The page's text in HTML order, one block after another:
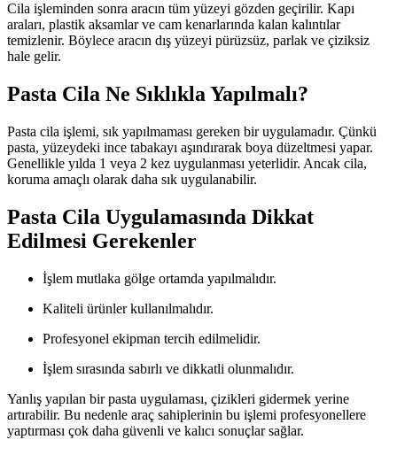
Cila işleminden sonra aracın tüm yüzeyi gözden geçirilir. Kapı
araları, plastik aksamlar ve cam kenarlarında kalan kalıntılar
temizlenir. Böylece aracın dış yüzeyi pürüzsüz, parlak ve çiziksiz
hale gelir.
Pasta Cila Ne Sıklıkla Yapılmalı?
Pasta cila işlemi, sık yapılmaması gereken bir uygulamadır. Çünkü
pasta, yüzeydeki ince tabakayı aşındırarak boya düzeltmesi yapar.
Genellikle yılda 1 veya 2 kez uygulanması yeterlidir. Ancak cila,
koruma amaçlı olarak daha sık uygulanabilir.
Pasta Cila Uygulamasında Dikkat
Edilmesi Gerekenler
İşlem mutlaka gölge ortamda yapılmalıdır.
Kaliteli ürünler kullanılmalıdır.
Profesyonel ekipman tercih edilmelidir.
İşlem sırasında sabırlı ve dikkatli olunmalıdır.
Yanlış yapılan bir pasta uygulaması, çizikleri gidermek yerine
artırabilir. Bu nedenle araç sahiplerinin bu işlemi profesyonellere
yaptırması çok daha güvenli ve kalıcı sonuçlar sağlar.